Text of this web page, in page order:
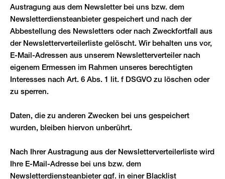
Austragung aus dem Newsletter bei uns bzw. dem
Newsletterdiensteanbieter gespeichert und nach der
Abbestellung des Newsletters oder nach Zweckfortfall aus
der Newsletterverteilerliste gelöscht. Wir behalten uns vor,
E-Mail-Adressen aus unserem Newsletterverteiler nach
eigenem Ermessen im Rahmen unseres berechtigten
Interesses nach Art. 6 Abs. 1 lit. f DSGVO zu löschen oder
zu sperren.
Daten, die zu anderen Zwecken bei uns gespeichert
wurden, bleiben hiervon unberührt.
Nach Ihrer Austragung aus der Newsletterverteilerliste wird
Ihre E-Mail-Adresse bei uns bzw. dem
Newsletterdiensteanbieter ggf. in einer Blacklist